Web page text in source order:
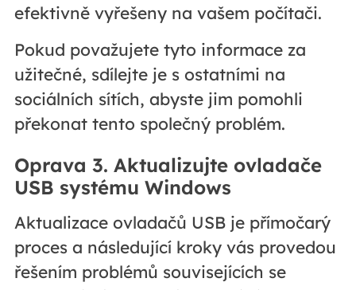
efektivně vyřešeny na vašem počítači.
Pokud považujete tyto informace za
užitečné, sdílejte je s ostatními na
sociálních sítích, abyste jim pomohli
překonat tento společný problém.
Oprava 3. Aktualizujte ovladače
USB systému Windows
Aktualizace ovladačů USB je přímočarý
proces a následující kroky vás provedou
řešením problémů souvisejících se